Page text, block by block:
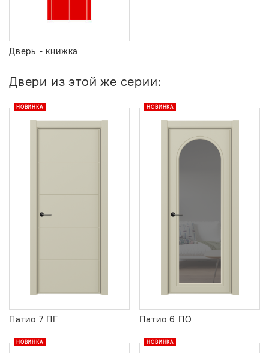
Дверь - книжка
Двери из этой же серии:
НОВИНКА
Патио 7 ПГ
НОВИНКА
Патио 6 ПО
НОВИНКА НОВИНКА